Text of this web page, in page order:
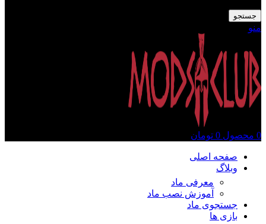
جستجو
منو
0 محصول 0 تومان
صفحه اصلی
وبلاگ
معرفی ماد
آموزش نصب ماد
جستجوی ماد
بازی ها